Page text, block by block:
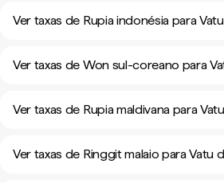
Ver taxas de Rupia indonésia para
Ver taxas de Won sul-coreano para
Ver taxas de Rupia maldivana para
Ver taxas de Ringgit malaio para Vatu